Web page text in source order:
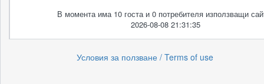
В момента има 10 госта и 0 потребителя използващи
2026-08-08 21:31:35
Условия за ползване / Terms of use